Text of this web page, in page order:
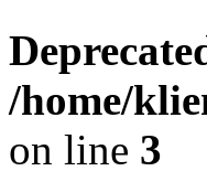
/home/
on line 3